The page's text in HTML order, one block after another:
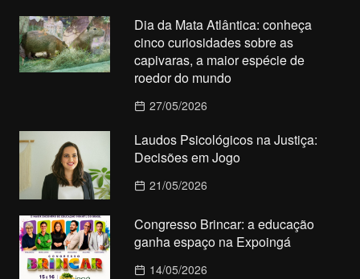
Dia da Mata Atlântica: conheça
cinco curiosidades sobre as
capivaras, a maior espécie de
roedor do mundo
27/05/2026
Laudos Psicológicos na Justiça:
Decisões em Jogo
21/05/2026
Congresso Brincar: a educação
ganha espaço na Expoingá
14/05/2026